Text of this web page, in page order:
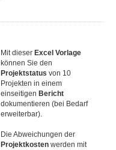
Mit dieser Excel Vorlage
können Sie den
Projektstatus von 10
Projekten in einem
einseitigen Bericht
dokumentieren (bei Bedarf
erweiterbar).
Die Abweichungen der
Projektkosten werden mit